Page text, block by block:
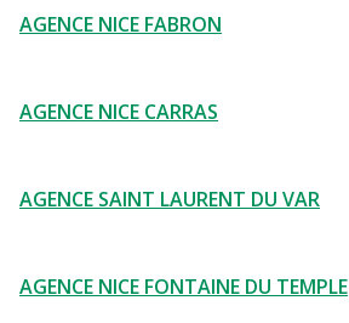
AGENCE NICE FABRON
AGENCE NICE CARRAS
AGENCE SAINT LAURENT DU VAR
AGENCE NICE FONTAINE DU TEMPLE